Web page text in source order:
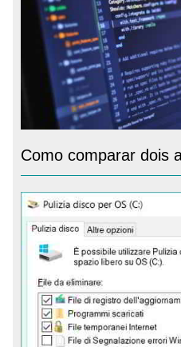
Como comparar dois